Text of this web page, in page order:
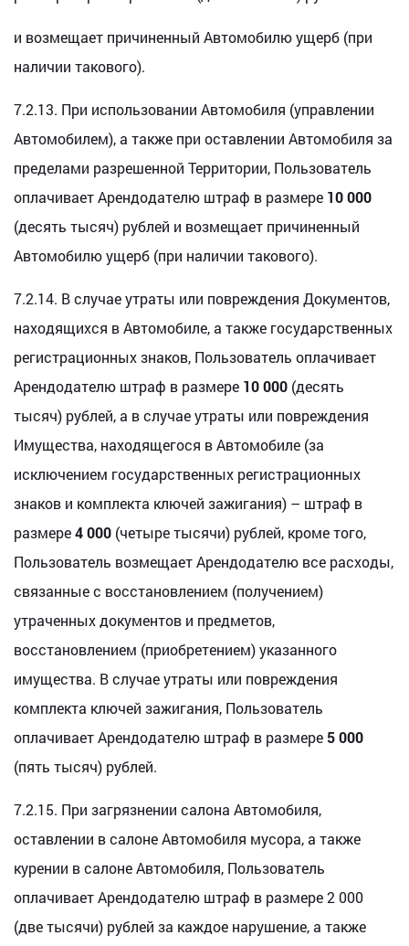
и возмещает причиненный Автомобилю ущерб (при
наличии такового).
7.2.13. При использовании Автомобиля (управлении
Автомобилем), а также при оставлении Автомобиля за
пределами разрешенной Территории, Пользователь
оплачивает Арендодателю штраф в размере 10 000
(десять тысяч) рублей и возмещает причиненный
Автомобилю ущерб (при наличии такового).
7.2.14. В случае утраты или повреждения Документов,
находящихся в Автомобиле, а также государственных
регистрационных знаков, Пользователь оплачивает
Арендодателю штраф в размере 10 000 (десять
тысяч) рублей, а в случае утраты или повреждения
Имущества, находящегося в Автомобиле (за
исключением государственных регистрационных
знаков и комплекта ключей зажигания) – штраф в
размере4 000 (четыре тысячи) рублей, кроме того,
Пользователь возмещает Арендодателю все расходы,
связанные с восстановлением (получением)
утраченных документов и предметов,
восстановлением (приобретением) указанного
имущества. В случае утраты или повреждения
комплекта ключей зажигания, Пользователь
оплачивает Арендодателю штраф в размере 5 000
(пять тысяч) рублей.
7.2.15. При загрязнении салона Автомобиля,
оставлении в салоне Автомобиля мусора, а также
курении в салоне Автомобиля, Пользователь
оплачивает Арендодателю штраф в размере 2 000
(две тысячи) рублей за каждое нарушение, а также